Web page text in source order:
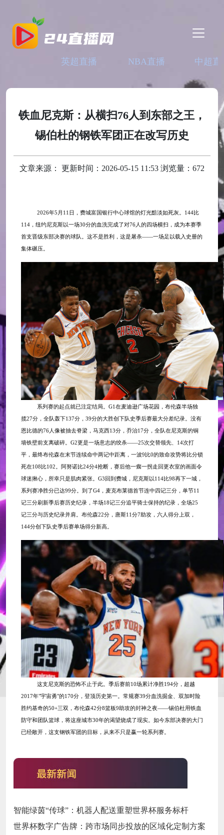
英超直播 NBA直播 中超直
铁血尼克斯：从横扫76人到东部之王，
锡伯杜的钢铁军团正在改写历史
文章来源： 更新时间：2026-05-15 11:53 浏览量：672
2026年5月11日，费城富国银行中心球馆的灯光黯淡如死灰。144比
114，纽约尼克斯以一场30分的血洗完成了对76人的四场横扫，成为本赛季
首支晋级东部决赛的球队。这不是胜利，这是屠杀——一场足以载入史册的
集体碾压。
系列赛的起点就已注定结局。 G1在麦迪逊广场花园，布伦森半场独
揽27分，全队轰下137分，39分的大胜创下队史季后赛最大分差纪录。没有
恩比德的76人像被抽去脊梁，马克西13分，乔治17分，全队在尼克斯的铜
墙铁壁前支离破碎。G2更是一场意志的绞杀——25次交替领先、14次打
平，最终布伦森在末节连续命中两记中距离，一波9比0的致命攻势将比分锁
死在108比102。阿努诺比24分4抢断，赛后他一瘸一拐走回更衣室的画面令
球迷揪心，所幸只是肌肉紧张。G3回到费城，尼克斯以114比98再下一城，
系列赛净胜分已达99分。到了G4，麦克布莱德首节连中四记三分，单节11
记三分刷新季后赛历史纪录，半场18记三分追平骑士保持的纪录，全场25
记三分与历史纪录并肩。布伦森22分，唐斯11分7助攻，六人得分上双，
144分创下队史季后赛单场得分新高。
这支尼克斯的恐怖不止于此。季后赛前10场累计净胜194分，超越
2017年"宇宙勇"的170分，登顶历史第一。常规赛39分血洗掘金、双加时险
胜约基奇的50+三双，布伦森42分8篮板9助攻的封神之夜——锡伯杜用铁血
防守和团队篮球，将这座城市30年的渴望烧成了现实。如今东部决赛的大门
已经敞开，这支钢铁军团的目标，从来不只是赢一轮系列赛。
智能绿茵“传球”：机器人配送重塑世界杯服务标杆
世界杯数字广告牌：跨市场同步投放的区域化定制方案